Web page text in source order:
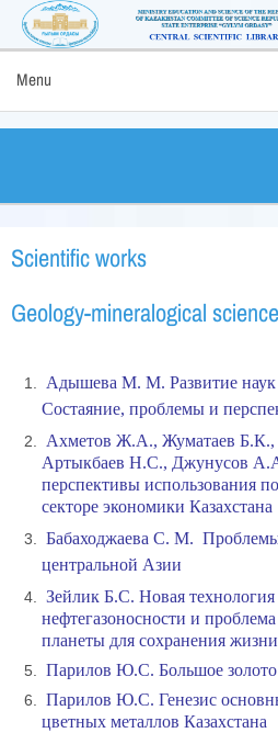
Menu
Scientific works
Geology-mineralogical
Адышева М. М. Развитие наук
Состаяние, проблемы и
Ахметов Ж.А., Жуматаев
Артыкбаев Н.С., Джунусов
перспективы использования
секторе экономики Казахстана
Бабаходжаева С. М.
центральной Азии
Зейлик Б.С. Новая технология
нефтегазоносности и
планеты для сохранения
Парилов Ю.С. Большое золото
Парилов Ю.С. Генезис
цветных металлов Казахстана